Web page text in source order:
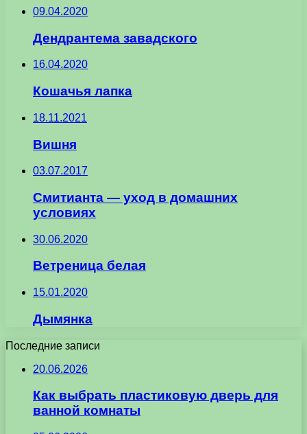
09.04.2020
Дендрантема завадского
16.04.2020
Кошачья лапка
18.11.2021
Вишня
03.07.2017
Смитианта — уход в домашних
условиях
30.06.2020
Ветреница белая
15.01.2020
Дымянка
Последние записи
20.06.2026
Как выбрать пластиковую дверь для
ванной комнаты